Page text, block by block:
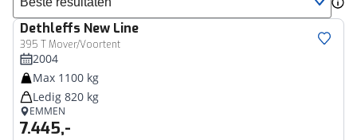
Sorteer resultaten
Dethleffs New Line
395 T Mover/Voortent
2004
Max 1100 kg
Ledig 820 kg
EMMEN
7.445,-